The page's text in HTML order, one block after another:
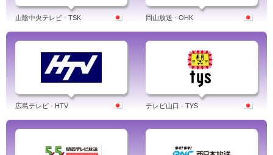
山陰中央テレビ - TSK 岡山放送 - OHK
広島テレビ - HTV テレビ山口 - TYS